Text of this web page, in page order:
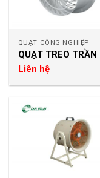
QUẠT CÔNG NGHIỆP
QUẠT TREO TRẦN
Liên hệ